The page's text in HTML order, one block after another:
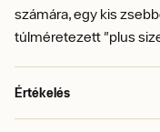
számára, egy kis
túlméretezett "plus
Értékelés